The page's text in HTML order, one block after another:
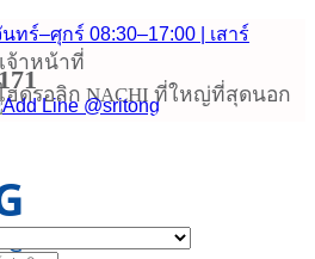
ทร์–ศุกร์ 08:30–17:00 | เสาร์
ดรอลิก NACHI ที่ใหญ่ที่สุดนอก
จ้าหน้าที่